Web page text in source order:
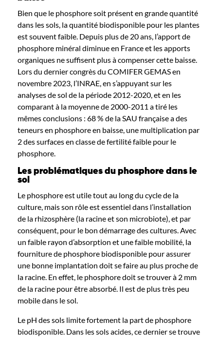
Bien que le phosphore soit présent en grande quantité
dans les sols, la quantité biodisponible pour les plantes
est souvent faible. Depuis plus de 20 ans, l’apport de
phosphore minéral diminue en France et les apports
organiques ne suffisent plusà compenser cette baisse.
Lors du dernier congrès du COMIFER GEMAS en
novembre 2023, l’INRAE, en s’appuyant sur les
analyses de sol de la période 2012-2020, et en les
comparant à la moyenne de 2000-2011 a tiré les
mêmes conclusions : 68 % de la SAU française a des
teneurs en phosphore en baisse, une multiplication par
2des surfaces en classe de fertilité faible pour le
phosphore.
Les problématiques du phosphore dans le
sol
Le phosphore est utile tout au long du cycle de la
culture, mais son rôle est essentiel dans l’installation
de la rhizosphère (la racine et son microbiote), et par
conséquent, pour le bon démarrage des cultures. Avec
un faible rayon d’absorption et une faible mobilité, la
fourniture de phosphore biodisponible pour assurer
une bonne implantation doit se faire au plus proche de
la racine. En effet, le phosphore doit se trouver à 2 mm
de la racine pour être absorbé. Il est de plus très peu
mobile dans le sol.
Le pH des sols limite fortement la part de phosphore
biodisponible. Dans les sols acides, ce dernier se trouve